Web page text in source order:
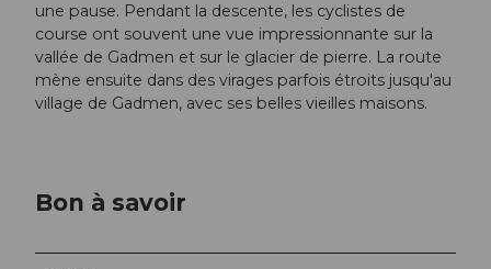
une pause. Pendant la descente, les cyclistes de
course ont souvent une vue impressionnante sur la
vallée de Gadmen et sur le glacier de pierre. La route
mène ensuite dans des virages parfois étroits jusqu'au
village de Gadmen, avec ses belles vieilles maisons.
Bon à savoir